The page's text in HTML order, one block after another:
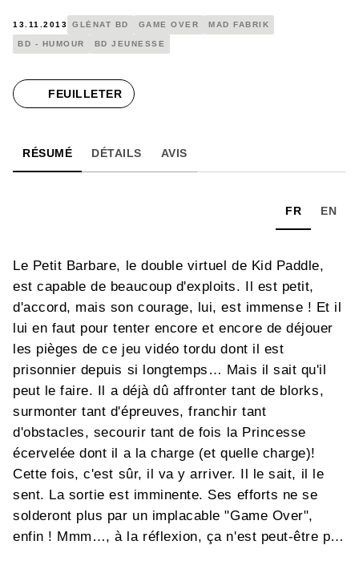
13.11.2013 GLÉNAT BD GAME OVER MAD FABRIK
BD - HUMOUR BD JEUNESSE
FEUILLETER
RÉSUMÉ DÉTAILS AVIS
FR EN
Le Petit Barbare, le double virtuel de Kid Paddle,
est capable de beaucoup d'exploits. Il est petit,
d'accord, mais son courage, lui, est immense ! Et il
lui en faut pour tenter encore et encore de déjouer
les pièges de ce jeu vidéo tordu dont il est
prisonnier depuis si longtemps… Mais il sait qu'il
peut le faire. Il a déjà dû affronter tant de blorks,
surmonter tant d'épreuves, franchir tant
d'obstacles, secourir tant de fois la Princesse
écervelée dont il a la charge (et quelle charge)!
Cette fois, c'est sûr, il va y arriver. Il le sait, il le
sent. La sortie est imminente. Ses efforts ne se
solderont plus par un implacable "Game Over",
enfin ! Mmm…, à la réflexion, ça n'est peut-être pas